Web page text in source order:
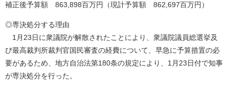
補正後予算額 863,898百万円（現計予算額 862,697百万円）
◎専決処分する理由
1月23日に衆議院が解散されたことにより、衆議院議員総選挙及
び最高裁判所裁判官国民審査の経費について、早急に予算措置の必
要があるため、地方自治法第180条の規定により、1月23日付で知事
が専決処分を行った。